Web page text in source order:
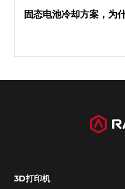
固态电池冷却方案，为
3D打印机